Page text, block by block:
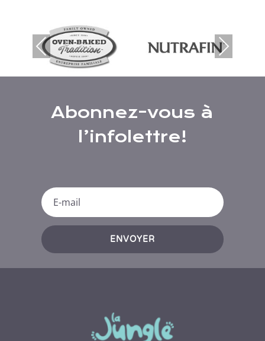
Previous Next
Abonnez-vous à
l’infolettre!
ENVOYER